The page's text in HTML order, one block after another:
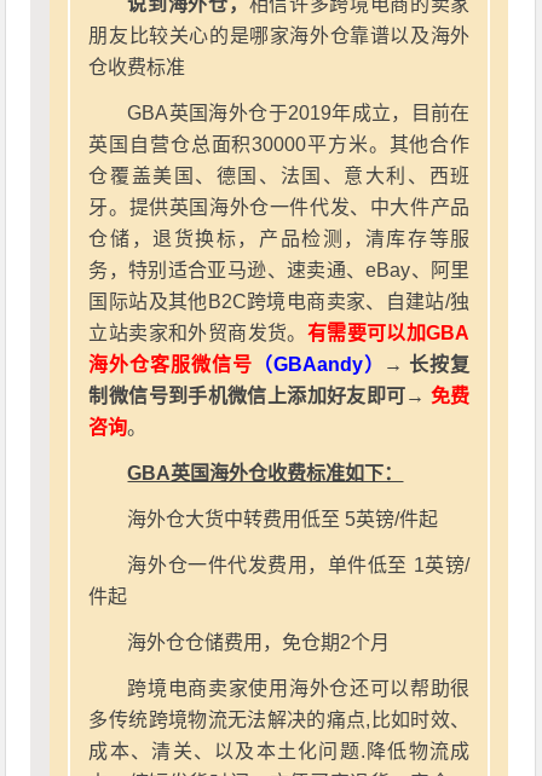
说到海外仓， 相信许多跨境电商的卖家
朋友比较关心的是哪家海外仓靠谱以及海外
仓收费标准
GBA英国海外仓于2019年成立，目前在
英国自营仓总面积30000平方米。其他合作
仓覆盖美国、德国、法国、意大利、西班
牙。提供英国海外仓一件代发、中大件产品
仓储，退货换标，产品检测，清库存等服
务，特别适合亚马逊、速卖通、eBay、阿里
国际站及其他B2C跨境电商卖家、自建站/独
立站卖家和外贸商发货。 有需要可以加GBA
海外仓客服微信号 （GBAandy）
→ 长按复
制微信号到手机微信上添加好友即可→ 免费
咨询。
GBA英国海外仓收费标准如下：
海外仓大货中转费用低至 5英镑/件起
海外仓一件代发费用，单件低至 1英镑/
件起
海外仓仓储费用，免仓期2个月
跨境电商卖家使用海外仓还可以帮助很
多传统跨境物流无法解决的痛点,比如时效、
成本、清关、以及本土化问题.降低物流成